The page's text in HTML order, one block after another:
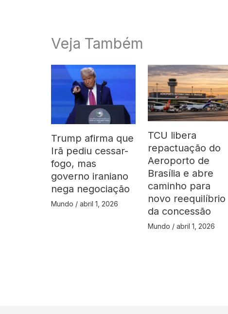
Veja Também
Trump afirma que
Irã pediu cessar-
fogo, mas
governo iraniano
nega negociação
Mundo / abril 1, 2026
TCU libera
repactuação do
Aeroporto de
Brasília e abre
caminho para
novo reequilíbrio
da concessão
Mundo / abril 1, 2026